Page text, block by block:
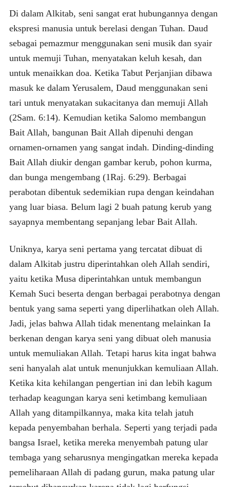
Di dalam Alkitab, seni sangat erat hubungannya dengan
ekspresi manusia untuk berelasi dengan Tuhan. Daud
sebagai pemazmur menggunakan seni musik dan syair
untuk memuji Tuhan, menyatakan keluh kesah, dan
untuk menaikkan doa. Ketika Tabut Perjanjian dibawa
masuk ke dalam Yerusalem, Daud menggunakan seni
tari untuk menyatakan sukacitanya dan memuji Allah
(2Sam. 6:14). Kemudian ketika Salomo membangun
Bait Allah, bangunan Bait Allah dipenuhi dengan
ornamen-ornamen yang sangat indah. Dinding-dinding
Bait Allah diukir dengan gambar kerub, pohon kurma,
dan bunga mengembang (1Raj. 6:29). Berbagai
perabotan dibentuk sedemikian rupa dengan keindahan
yang luar biasa. Belum lagi 2 buah patung kerub yang
sayapnya membentang sepanjang lebar Bait Allah.
Uniknya, karya seni pertama yang tercatat dibuat di
dalam Alkitab justru diperintahkan oleh Allah sendiri,
yaitu ketika Musa diperintahkan untuk membangun
Kemah Suci beserta dengan berbagai perabotnya dengan
bentuk yang sama seperti yang diperlihatkan oleh Allah.
Jadi, jelas bahwa Allah tidak menentang melainkan Ia
berkenan dengan karya seni yang dibuat oleh manusia
untuk memuliakan Allah. Tetapi harus kita ingat bahwa
seni hanyalah alat untuk menunjukkan kemuliaan Allah.
Ketika kita kehilangan pengertian ini dan lebih kagum
terhadap keagungan karya seni ketimbang kemuliaan
Allah yang ditampilkannya, maka kita telah jatuh
kepada penyembahan berhala. Seperti yang terjadi pada
bangsa Israel, ketika mereka menyembah patung ular
tembaga yang seharusnya mengingatkan mereka kepada
pemeliharaan Allah di padang gurun, maka patung ular